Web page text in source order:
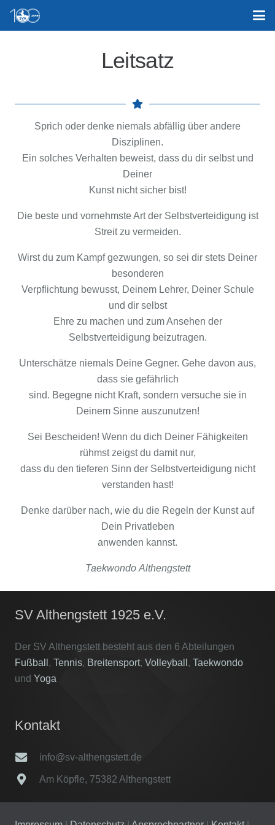
Leitsatz
Sprich oder denke niemals abfällig über andere
Disziplinen.
Ein solches Verhalten beweist, dass du dir selbst und
Deiner
Kunst nicht sicher bist!
Die beste und vornehmste Art der Selbstverteidigung ist
Streit zu vermeiden.
Wirst du zum Kampf gezwungen, so sei dir stets Deiner
besonderen
Verpflichtung bewusst, Deinem Lehrer, Deiner Schule
und dir selbst
Ehre zu machen und zum Ansehen der
Selbstverteidigung beizutragen.
Unterschätze niemals Deine Gegner. Gehe davon aus,
dass sie gefährlich
sind. Begegne nicht Kraft, sondern versuche sie in
Deinem Sinne auszunutzen!
Sei Bescheiden! Wenn du dich Deiner Fähigkeiten
rühmst zeigst du damit nur,
dass du den tieferen Sinn der Selbstverteidigung nicht
verstanden hast!
Denke darüber nach, wie du die Regeln der Kunst auf
Dein Privatleben
anwenden kannst.
Taekwondo Althengstett
SV Althengstett 1925 e.V.
Der SV Althengstett besteht aus den 6 Abteilungen
Fußball , Tennis, Breitensport, Volleyball , Taekwondo
und Yoga
Kontakt
info@sv-althengstett.de
Am Köpfle, 75382 Althengstett